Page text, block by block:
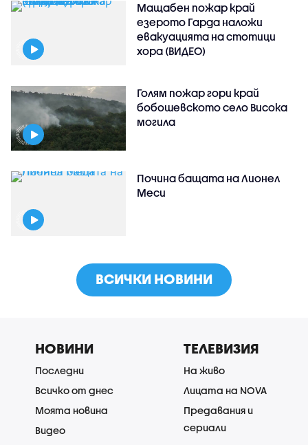
Мащабен пожар край
езерото Гарда наложи
евакуацията на стотици
хора (ВИДЕО)
Голям пожар гори край
бобошевското село Висока
могила
Почина бащата на Лионел
Меси
ВСИЧКИ НОВИНИ
НОВИНИ
Последни
Всичко от днес
Моята новина
Видео
ТЕЛЕВИЗИЯ
На живо
Лицата на NOVA
Предавания и
сериали